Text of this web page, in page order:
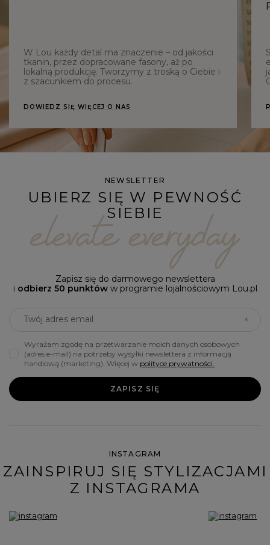
W Lou każdy detal ma znaczenie – od jakości
tkanin, przez dopracowane fasony, aż po
lokalną produkcję. Tworzymy z troską o Ciebie i
z szacunkiem do procesu.
DOWIEDZ SIĘ WIĘCEJ O NAS
NEWSLETTER
UBIERZ SIĘ W PEWNOŚĆ
SIEBIE
Zapisz się do darmowego newslettera
i odbierz 50 punktóww programie lojalnościowym Lou.pl
Twój adres email
Wyrażam zgodę na przetwarzanie moich danych osobowych
(adres e-mail) na potrzeby wysyłki newslettera z informacją
handlową (marketing). Więcej w polityce prywatności.
ZAPISZ SIĘ
INSTAGRAM
ZAINSPIRUJ SIĘ STYLIZACJAMI
Z INSTAGRAMA